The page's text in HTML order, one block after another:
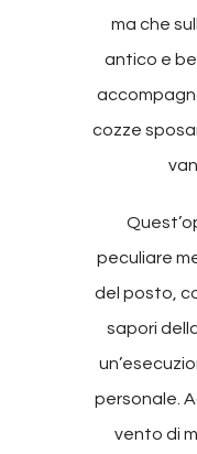
ma che
antico e
cozze
peculiare
del posto,
sapori
personale.
vento di